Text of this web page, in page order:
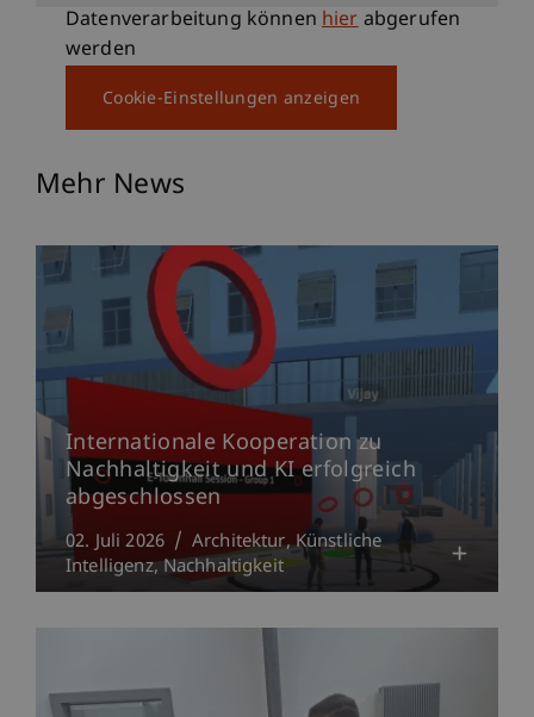
Datenverarbeitung könnenhierabgerufen
werden
Cookie-Einstellungen anzeigen
Mehr News
Internationale Kooperation zu
Nachhaltigkeit und KI erfolgreich
abgeschlossen
02. Juli 2026 Architektur Künstliche
Intelligenz Nachhaltigkeit